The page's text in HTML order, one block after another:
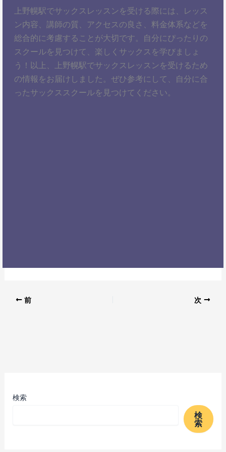
上野幌駅でサックスレッスンを受ける際には、レッス
ン内容、講師の質、アクセスの良さ、料金体系などを
総合的に考慮することが大切です。自分にぴったりの
スクールを見つけて、楽しくサックスを学びましょ
う！以上、上野幌駅でサックスレッスンを受けるため
の情報をお届けしました。ぜひ参考にして、自分に合
ったサックススクールを見つけてください。
前 次
検索
検
索